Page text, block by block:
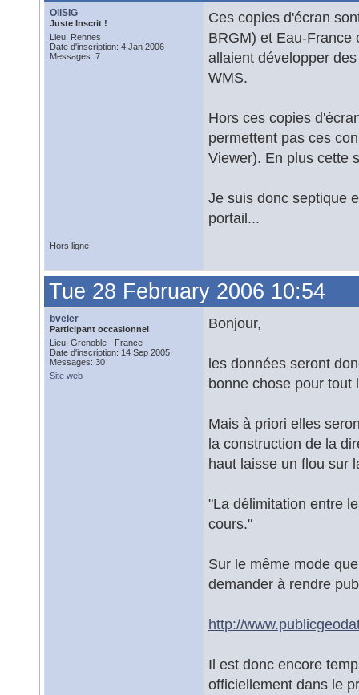
OliSIG
Juste Inscrit !
Lieu: Rennes
Date d'inscription: 4 Jan 2006
Messages: 7
Ces copies d'écran
BRGM) et Eau-France
allaient développer
WMS.
Hors ces copies
permettent pas ces
Viewer). En plus cette
Je suis donc septique
portail...
Hors ligne
Tue 28 February 2006 10:54
bveler
Participant occasionnel
Lieu: Grenoble - France
Date d'inscription: 14 Sep 2005
Messages: 30
Site web
Bonjour,
les données seront
bonne chose pour tout
Mais à priori elles
la construction de la
haut laisse un flou sur
"La délimitation entre
cours."
Sur le même mode
demander à rendre
http://
Il est donc encore
officiellement dans le